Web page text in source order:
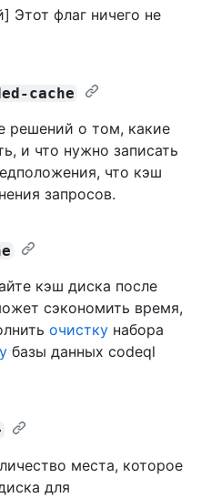
Этот флаг ничего не
cache
решений о том, какие
и что нужно записать
что кэш
запросов.
кэш диска после
сэкономить время,
очистку набора
базы данных codeql
места, которое
для